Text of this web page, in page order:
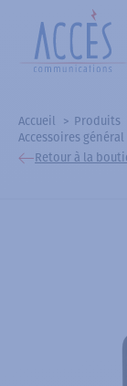
Accueil Produits
Accessoires général
Retour à la